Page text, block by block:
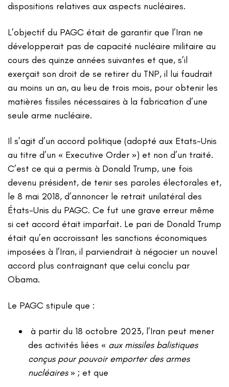
dispositions relatives aux aspects nucléaires.
L’objectif du PAGC était de garantir que l’Iran ne
développerait pas de capacité nucléaire militaire au
cours des quinze années suivantes et que, s’il
exerçait son droit de se retirer du TNP, il lui faudrait
au moins un an, au lieu de trois mois, pour obtenir les
matières fissiles nécessaires à la fabrication d’une
seule arme nucléaire.
Il s’agit d’un accord politique (adopté aux Etats-Unis
au titre d’un « Executive Order ») et non d’un traité.
C’est ce qui a permis à Donald Trump, une fois
devenu président, de tenir ses paroles électorales et,
le 8 mai 2018, d’annoncer le retrait unilatéral des
États-Unis du PAGC. Ce fut une grave erreur même
si cet accord était imparfait. Le pari de Donald Trump
était qu’en accroissant les sanctions économiques
imposées à l’Iran, il parviendrait à négocier un nouvel
accord plus contraignant que celui conclu par
Obama.
Le PAGC stipule que :
à partir du 18 octobre 2023, l’Iran peut mener
des activités liées « aux missiles balistiques
conçus pour pouvoir emporter des armes
nucléaires» ; et que